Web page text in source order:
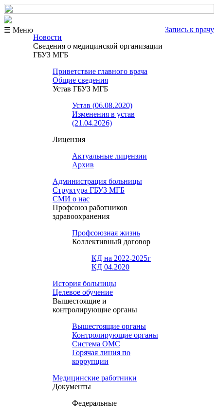
☰ Меню
Запись к врачу
Новости
Сведения о медицинской организации
ГБУЗ МГБ
Приветствие главного врача
Общие сведения
Устав ГБУЗ МГБ
Устав (06.08.2020)
Изменения в устав
(21.04.2026)
Лицензия
Актуальные лицензии
Архив
Администрация больницы
Структура ГБУЗ МГБ
СМИ о нас
Профсоюз работников
здравоохранения
Профсоюзная жизнь
Коллективный договор
КД на 2022-2025г
КД 04.2020
История больницы
Целевое обучение
Вышестоящие и
контролирующие органы
Вышестоящие органы
Контролирующие органы
Система ОМС
Горячая линия по
коррупции
Медицинские работники
Документы
Федеральные